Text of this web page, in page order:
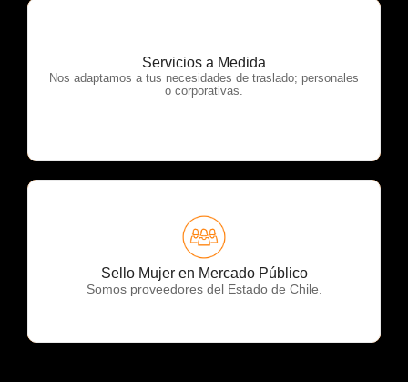
Servicios a Medida
Nos adaptamos a tus necesidades de traslado; personales
o corporativas.
OTP Servicios
Sello Mujer en Mercado Público
Somos proveedores del Estado de Chile.
OTP Servicios